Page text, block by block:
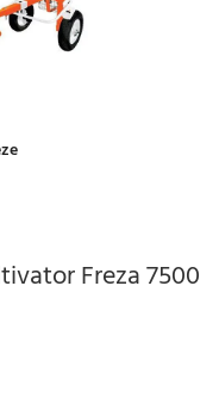
Freza 7500